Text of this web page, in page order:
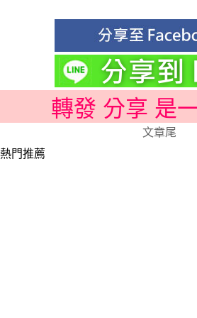
轉發 分享 是
文章尾
熱門推薦